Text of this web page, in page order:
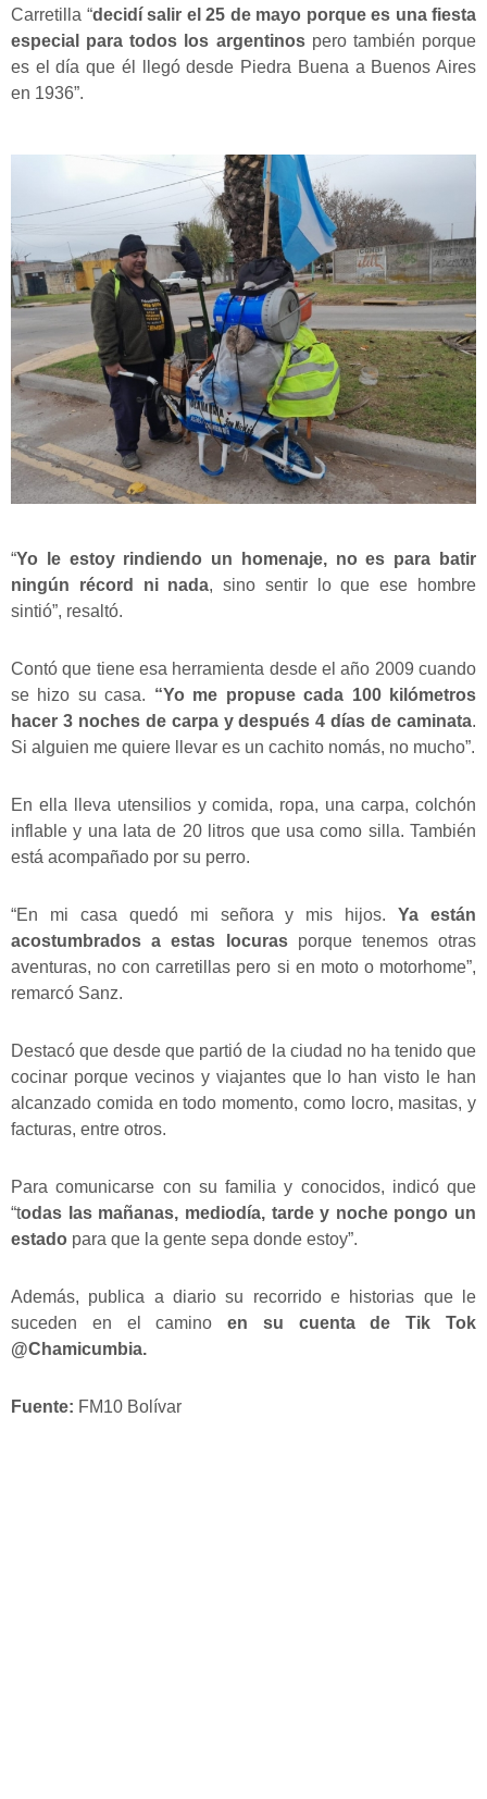
Carretilla “decidí salir el 25 de mayo porque es una fiesta
especial para todos los argentinos pero también porque
es el día que él llegó desde Piedra Buena a Buenos Aires
en 1936”.
“Yo le estoy rindiendo un homenaje, no es para batir
ningún récord ni nada, sino sentir lo que ese hombre
sintió”, resaltó.
Contó que tiene esa herramienta desde el año 2009 cuando
se hizo su casa. “Yo me propuse cada 100 kilómetros
hacer 3 noches de carpa y después 4 días de caminata.
Si alguien me quiere llevar es un cachito nomás, no mucho”.
En ella lleva utensilios y comida, ropa, una carpa, colchón
inflable y una lata de 20 litros que usa como silla. También
está acompañado por su perro.
“En mi casa quedó mi señora y mis hijos. Ya están
acostumbrados a estas locurasporque tenemos otras
aventuras, no con carretillas pero si en moto o motorhome”,
remarcó Sanz.
Destacó que desde que partió de la ciudad no ha tenido que
cocinar porque vecinos y viajantes que lo han visto le han
alcanzado comida en todo momento, como locro, masitas, y
facturas, entre otros.
Para comunicarse con su familia y conocidos, indicó que
“todas las mañanas, mediodía, tarde y noche pongo un
estado para que la gente sepa donde estoy”.
Además, publica a diario su recorrido e historias que le
suceden en el caminoen su cuenta de Tik Tok
@Chamicumbia.
Fuente: FM10 Bolívar